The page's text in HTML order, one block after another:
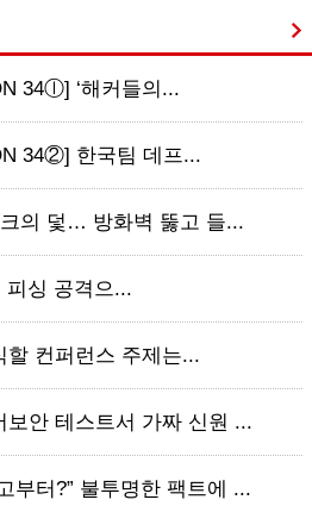
34ⓛ] ‘해커들의...
34②] 한국팀 데프...
의 덫… 방화벽 뚫고 들...
피싱 공격으...
할 컨퍼런스 주제는...
보안 테스트서 가짜 신원 ...
부터?” 불투명한 팩트에 ...